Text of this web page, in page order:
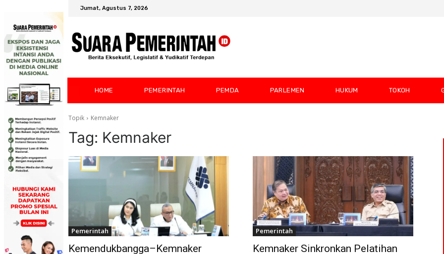
Jumat, Agustus 7, 2026
HOME PEMERINTAH PEMDA PARLEMEN HUKUM TOKOH
Topik Kemnaker
Tag: Kemnaker
Pemerintah
Kemendukbangga–Kemnaker
Pemerintah
Kemnaker Sinkronkan Pelatihan